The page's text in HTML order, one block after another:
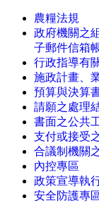
農糧法規
政府機關之
子郵件信箱
行政指導有
施政計畫、
預算與決算
請願之處理
書面之公共
支付或接受
合議制機關
內控專區
政策宣導執
安全防護專